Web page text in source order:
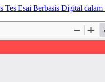
Tes Esai Berbasis Digital